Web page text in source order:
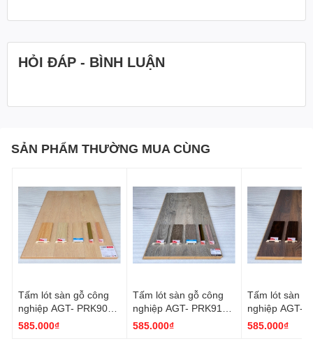
HỎI ĐÁP - BÌNH LUẬN
SẢN PHẨM THƯỜNG MUA CÙNG
Tấm lót sàn gỗ công
nghiệp AGT- PRK907
(12mm) - Nhập khẩu
585.000₫
Tấm lót sàn gỗ công
nghiệp AGT- PRK910
(12mm) - Nhập khẩu
585.000₫
Tấm lót sàn
nghiệp AGT-
(12mm) -
585.000₫